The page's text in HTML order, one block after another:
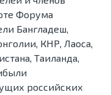
Форума
Бангладеш,
КНР, Лаоса,
Таиланда,
российских